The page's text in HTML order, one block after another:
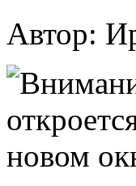
Автор: